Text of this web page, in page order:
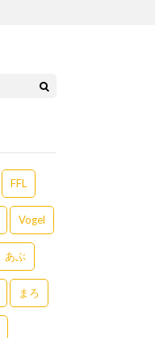
FFL
Vogel
あぶ
まろ